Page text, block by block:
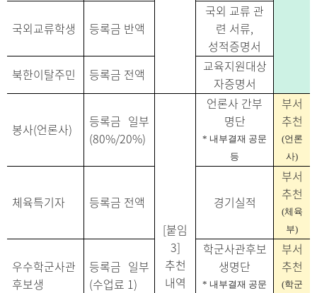
국외교류학생 등록금 반액
국외 교류 관
련 서류,
성적증명서
북한이탈주민
등록금 전액
교육지원대상
자증명서
봉사(언론사)
등록금 일부
(80%/20%)
[붙임
3]
추천
내역
언론사 간부
명단
* 내부결재 공문
등
부서
추천
(언론
사)
체육특기자 등록금 전액 경기실적
부서
추천
(체육
부)
우수학군사관
후보생
등록금 일부
(수업료 1)
학군사관후보
생명단
* 내부결재 공문
부서
추천
(학군